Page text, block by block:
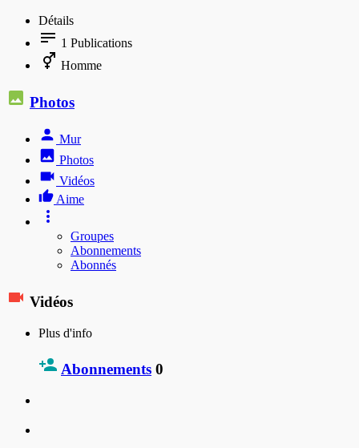
Détails
1 Publications
Homme
Photos
Mur
Photos
Vidéos
Aime
Groupes
Abonnements
Abonnés
Vidéos
Plus d'info
Abonnements 0